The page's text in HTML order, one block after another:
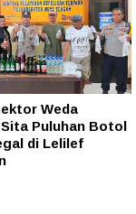
Weda
Puluhan Botol
di Lelilef